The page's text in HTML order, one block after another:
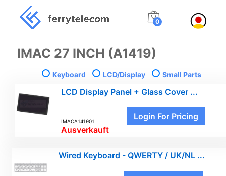
0
IMAC 27 INCH (A1419)
Keyboard LCD/Display Small Parts
LCD Display Panel + Glass Cover ...
IMACA141901
Ausverkauft
Login For Pricing
Wired Keyboard - QWERTY / UK/NL ...